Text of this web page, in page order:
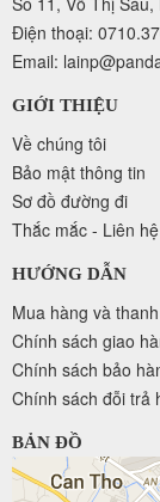
Điện thoại:
Email:
GIỚI THIỆU
Về chúng tôi
Bảo mật thông tin
Sơ đồ đường đi
Thắc mắc - Liên hệ
HƯỚNG DẪN
Mua hàng và
Chính sách giao
Chính sách bảo
Chính sách đỗi trả
BẢN ĐỒ